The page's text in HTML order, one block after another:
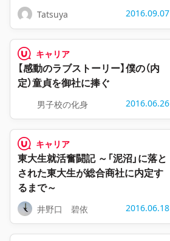
Tatsuya 2016.09.07
キャリア
【感動のラブストーリー】僕の（内
定）童貞を御社に捧ぐ
男子校の化身 2016.06.26
キャリア
東大生就活奮闘記 ～「泥沼」に落と
された東大生が総合商社に内定す
るまで～
井野口 碧依 2016.06.18